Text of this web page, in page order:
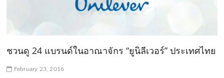
ชวนดู 24 แบรนด์ในอาณาจักร “ยูนิลีเวอร์” ประเทศไทย
February 23, 2016